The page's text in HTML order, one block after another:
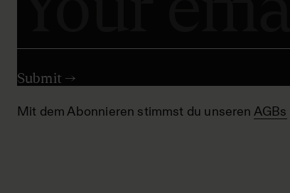
Mit dem Abonnieren stimmst du unseren AGBs